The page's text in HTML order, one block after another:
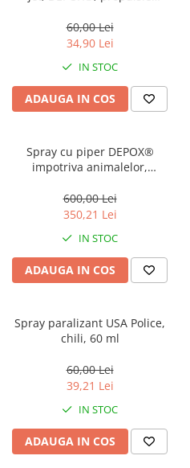
Topor camping
Seturi de cutite & accesorii
BINOCLURI & LUNETE
Bile metalice
ARTICOLE SUPORTERI
SPORTURI DE ECHIPA
Baseball
Incubatoare oua
Mori cereale si furaje
60,00 Lei
34,90 Lei
IN STOC
ADAUGA IN COS
Spray cu piper DEPOX®
impotriva animalelor,
auto-aparare, 600 ml
600,00 Lei
350,21 Lei
IN STOC
ADAUGA IN COS
Spray paralizant USA Police,
chili, 60 ml
60,00 Lei
39,21 Lei
IN STOC
ADAUGA IN COS